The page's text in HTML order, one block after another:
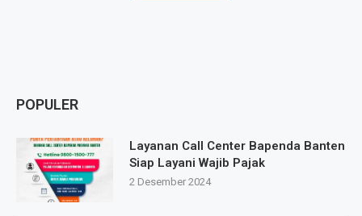
POPULER
Layanan Call Center Bapenda Banten
Siap Layani Wajib Pajak
2 Desember 2024